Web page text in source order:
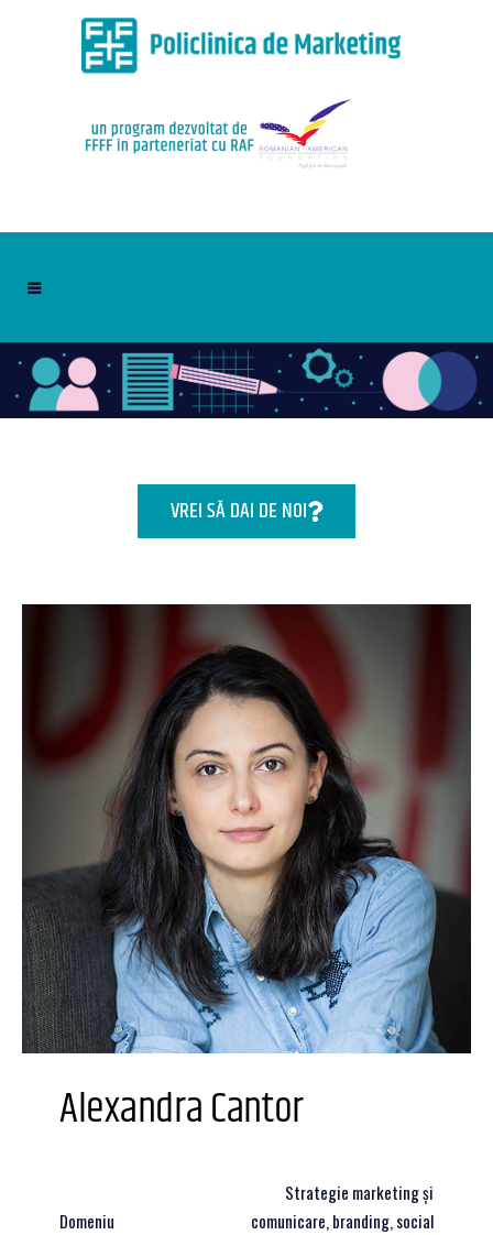
VREI SĂ DAI DE NOI
Alexandra Cantor
Domeniu
Strategie marketing și
comunicare, branding, social